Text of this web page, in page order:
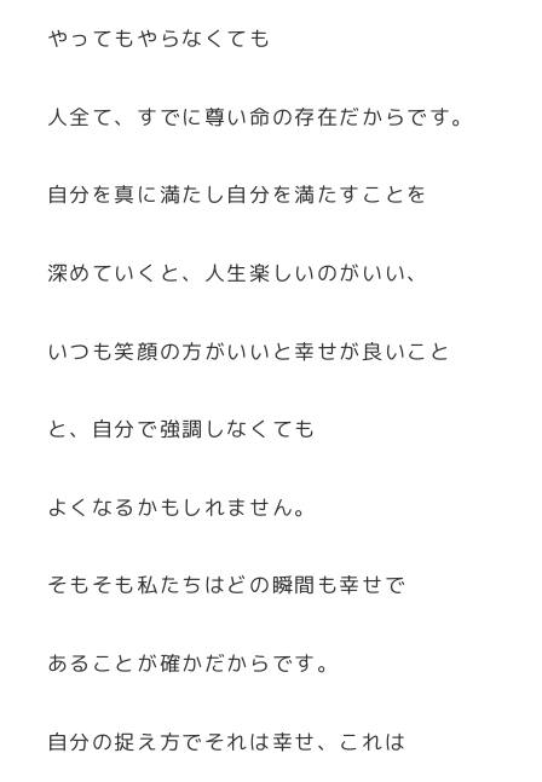
やってもやらなくても
人全て、すでに尊い命の存在だからです。
自分を真に満たし自分を満たすことを
深めていくと、人生楽しいのがいい、
いつも笑顔の方がいいと幸せが良いこと
と、自分で強調しなくても
よくなるかもしれません。
そもそも私たちはどの瞬間も幸せで
あることが確かだからです。
自分の捉え方でそれは幸せ、これは